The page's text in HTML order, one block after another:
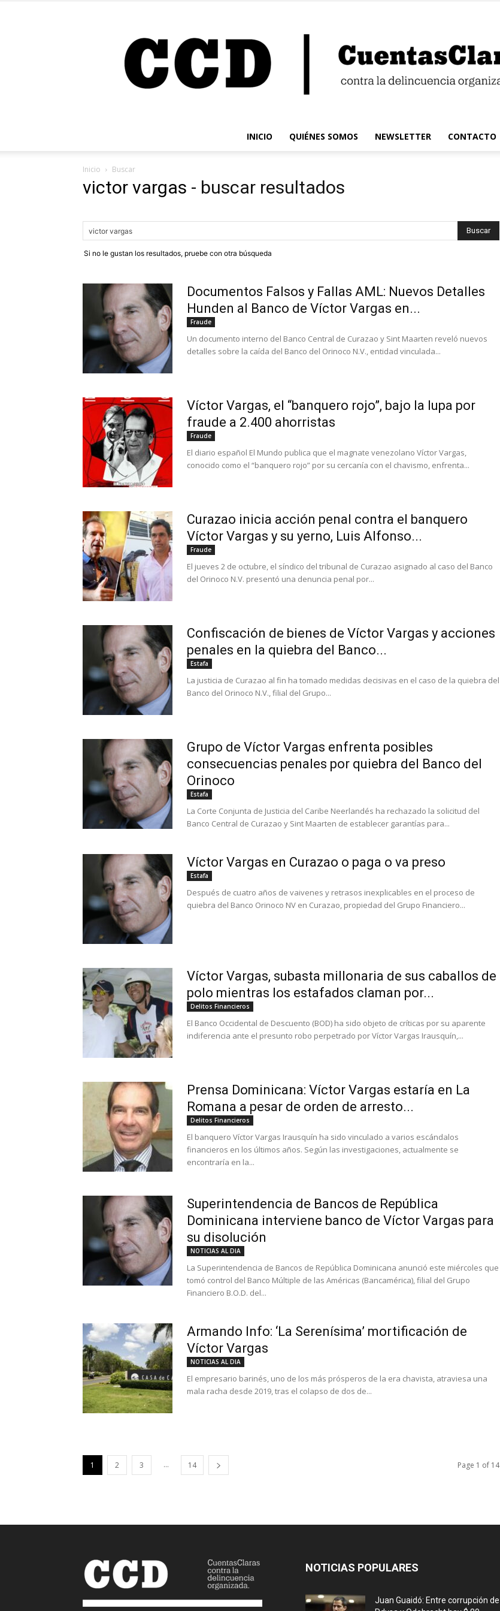
Claras
Digital
INICIO QUIÉNES SOMOS NEWSLETTER CONTACTO
Inicio Buscar
victor vargas - buscar resultados
Si no le gustan los resultados, pruebe con otra búsqueda
Documentos Falsos y Fallas AML: Nuevos Detalles
Hunden al Banco de Víctor Vargas en...
Fraude
Un documento interno del Banco Central de Curazao y Sint Maarten reveló nuevos
detalles sobre la caída del Banco del Orinoco N.V., entidad vinculada...
Víctor Vargas, el “banquero rojo”, bajo la lupa por
fraude a 2.400 ahorristas
Fraude
El diario español El Mundo publica que el magnate venezolano Víctor Vargas,
conocido como el “banquero rojo” por su cercanía con el chavismo, enfrenta...
Curazao inicia acción penal contra el banquero
Víctor Vargas y su yerno, Luis Alfonso...
Fraude
El jueves 2 de octubre, el síndico del tribunal de Curazao asignado al caso del Banco
del Orinoco N.V. presentó una denuncia penal por...
Confiscación de bienes de Víctor Vargas y acciones
penales en la quiebra del Banco...
Estafa
La justicia de Curazao al fin ha tomado medidas decisivas en el caso de la quiebra del
Banco del Orinoco N.V., filial del Grupo...
Grupo de Víctor Vargas enfrenta posibles
consecuencias penales por quiebra del Banco del
Orinoco
Estafa
La Corte Conjunta de Justicia del Caribe Neerlandés ha rechazado la solicitud del
Banco Central de Curazao y Sint Maarten de establecer garantías para...
Víctor Vargas en Curazao o paga o va preso
Estafa
Después de cuatro años de vaivenes y retrasos inexplicables en el proceso de
quiebra del Banco Orinoco NV en Curazao, propiedad del Grupo Financiero...
Víctor Vargas, subasta millonaria de sus caballos de
polo mientras los estafados claman por...
Delitos Financieros
El Banco Occidental de Descuento (BOD) ha sido objeto de críticas por su aparente
indiferencia ante el presunto robo perpetrado por Víctor Vargas Irausquín,...
Prensa Dominicana: Víctor Vargas estaría en La
Romana a pesar de orden de arresto...
Delitos Financieros
El banquero Víctor Vargas Irausquín ha sido vinculado a varios escándalos
financieros en los últimos años. Según las investigaciones, actualmente se
encontraría en la...
Superintendencia de Bancos de República
Dominicana interviene banco de Víctor Vargas para
su disolución
NOTICIAS AL DIA
La Superintendencia de Bancos de República Dominicana anunció este miércoles que
tomó control del Banco Múltiple de las Américas (Bancamérica), filial del Grupo
Financiero B.O.D. del...
Armando Info: ‘La Serenísima’ mortificación de
Víctor Vargas
NOTICIAS AL DIA
El empresario barinés, uno de los más prósperos de la era chavista, atraviesa una
mala racha desde 2019, tras el colapso de dos de...
1 2 3 ... 14 Page 1 of 14
NOTICIAS POPULARES
Juan Guaidó: Entre corrupción de